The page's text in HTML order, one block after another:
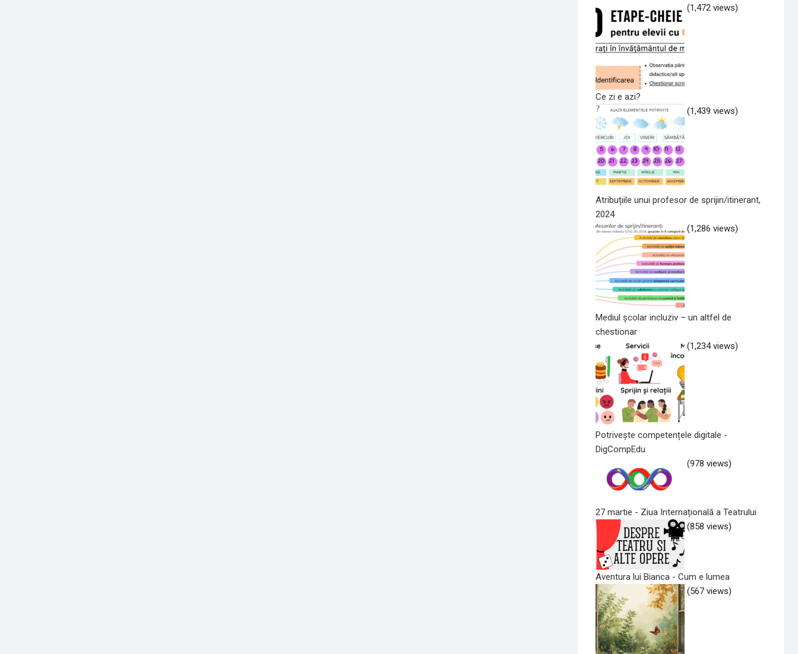
(1,472 views)
Ce zi e azi?
(1,439 views)
Atribuțiile unui profesor de sprijin/itinerant,
2024
(1,286 views)
Mediul școlar incluziv – un altfel de
chestionar
(1,234 views)
Potrivește competențele digitale -
DigCompEdu
(978 views)
27 martie - Ziua Internațională a Teatrului
(858 views)
Aventura lui Bianca - Cum e lumea
(567 views)